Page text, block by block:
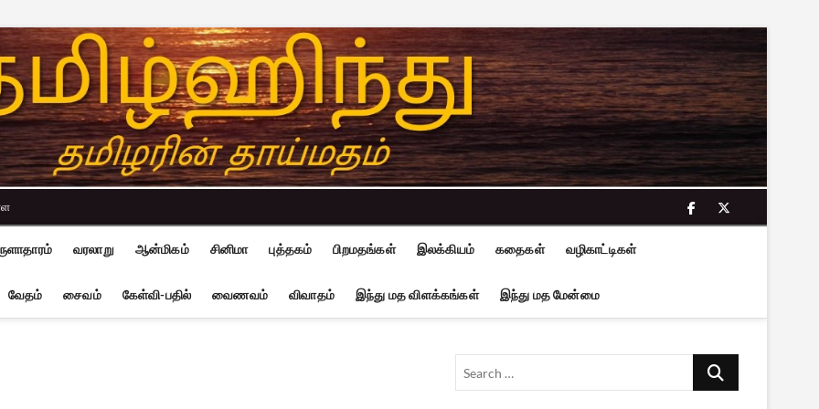
facebook
twitter
வரலாறு ஆன்மிகம் சினிமா புத்தகம் பிறமதங்கள் இலக்கியம் கதைகள் வழிகாட்டிகள்
வேதம் சைவம் கேள்வி-பதில் வைணவம் விவாதம் இந்து மத விளக்கங்கள் இந்து மத மேன்மை
Search